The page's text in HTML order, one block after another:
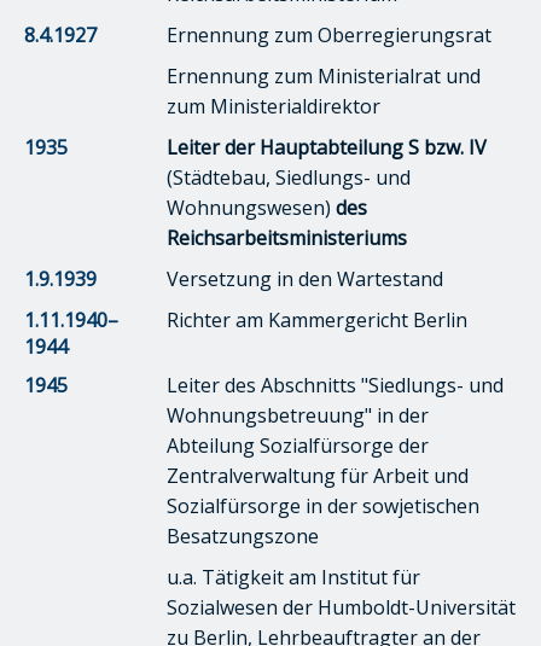
8.4.1927
Ernennung zum Oberregierungsrat
Ernennung zum Ministerialrat und
zum Ministerialdirektor
1935
Leiter der Hauptabteilung S bzw. IV
(Städtebau, Siedlungs- und
Wohnungswesen) des
Reichsarbeitsministeriums
1.9.1939
Versetzung in den Wartestand
1.11.1940–
1944
Richter am Kammergericht Berlin
1945
Leiter des Abschnitts "Siedlungs- und
Wohnungsbetreuung" in der
Abteilung Sozialfürsorge der
Zentralverwaltung für Arbeit und
Sozialfürsorge in der sowjetischen
Besatzungszone
u.a. Tätigkeit am Institut für
Sozialwesen der Humboldt-Universität
zu Berlin, Lehrbeauftragter an der